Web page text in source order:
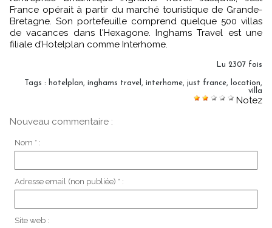
France opérait à partir du marché touristique de Grande-
Bretagne. Son portefeuille comprend quelque 500 villas
de vacances dans l'Hexagone. Inghams Travel est une
filiale d’Hotelplan comme Interhome.
Lu 2307 fois
Tags : hotelplan inghams travel interhome just france location
villa
Notez
Nouveau commentaire :
Nom * :
Adresse email (non publiée) * :
Site web :